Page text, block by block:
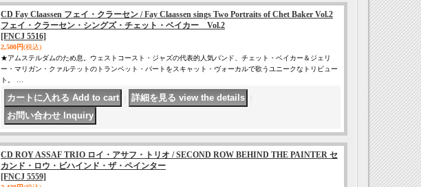
CD Fay Claassen フェイ・クラーセン / Fay Claassen sings Two Portraits of Chet Baker Vol.2
フェイ・クラーセン・シングズ・チェット・ベイカー Vol.2
[FNCJ 5516]
2,500円(税込)
★アムステルダムのため息。ウェストコースト・ジャズの代表的人気バンド、チェット・ベイカー＆ジェリ
ー・マリガン・クァルテットのトランペット・パートをスキャット・ヴォーカルで歌うユニークなトリビュー
ト。 …
CD ROY ASSAF TRIO ロイ・アサフ・トリオ / SECOND ROW BEHIND THE PAINTER セ
カンド・ロウ・ビハインド・ザ・ペインター
[FNCJ 5559]